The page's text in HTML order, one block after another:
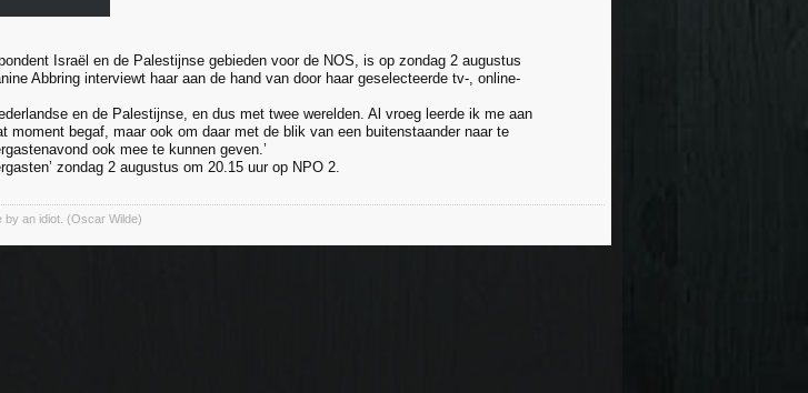
Israël en de Palestijnse gebieden voor de NOS, is op zondag 2 augustus
Abbring interviewt haar aan de hand van door haar geselecteerde tv-, online-
en de Palestijnse, en dus met twee werelden. Al vroeg leerde ik me aan
moment begaf, maar ook om daar met de blik van een buitenstaander naar te
ook mee te kunnen geven.’
zondag 2 augustus om 20.15 uur op NPO 2.
by an idiot. (Oscar Wilde)